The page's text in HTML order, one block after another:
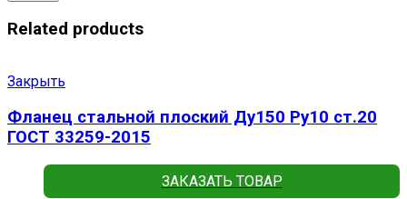
Related products
Закрыть
Фланец стальной плоский Ду150 Ру10 ст.20
ГОСТ 33259-2015
ЗАКАЗАТЬ ТОВАР